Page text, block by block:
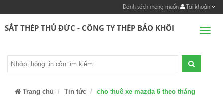
Danh sách mong muốn Tài khoản
SẮT THÉP THỦ ĐỨC - CÔNG TY THÉP BẢO KHÔI
Trang chủ Tin tức cho thuê xe mazda 6 theo tháng